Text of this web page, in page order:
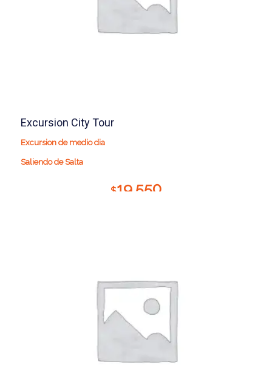
Excursion City Tour
Excursion de medio dia
Saliendo de Salta
$19.550